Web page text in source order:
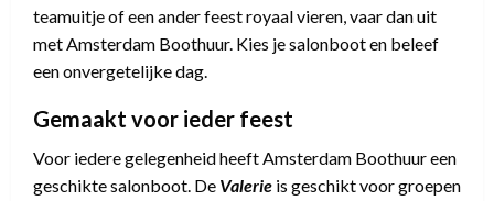
teamuitje of een ander feest royaal vieren, vaar dan uit
met Amsterdam Boothuur. Kies je salonboot en beleef
een onvergetelijke dag.
Gemaakt voor ieder feest
Voor iedere gelegenheid heeft Amsterdam Boothuur een
geschikte salonboot. De Valerie is geschikt voor groepen